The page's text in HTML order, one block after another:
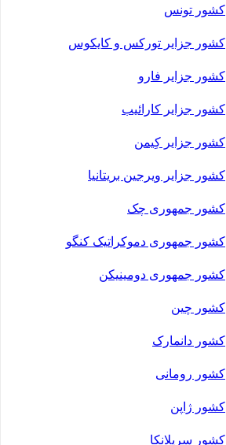
کشور تونس
کشور جزایر تورکس و کایکوس
کشور جزایر فارو
کشور جزایر کارائیب
کشور جزایر کِیمن
کشور جزایر ویرجین بریتانیا
کشور جمهوری چک
کشور جمهوری دموکراتیک کنگو
کشور جمهوری دومینیکن
کشور چین
کشور دانمارک
کشور رومانی
کشور ژاپن
کشور سریلانکا